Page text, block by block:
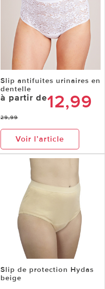
Slip antifuites urinaires en
dentelle
à partir de12,99
29,99
Voir l’article
Slip de protection Hydas
beige